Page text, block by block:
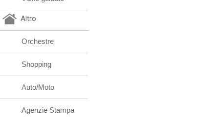
Altro
Orchestre
Shopping
Auto/Moto
Agenzie Stampa